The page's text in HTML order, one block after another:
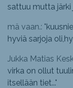
sattuu mutta järki
mä vaan.: "
hyviä sarjoja
Jukka Matias
virka on ollut
itsellään tiet..."